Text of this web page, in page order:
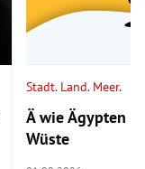
Stadt. Land. Meer.
Ä wie Ägypten
Wüste